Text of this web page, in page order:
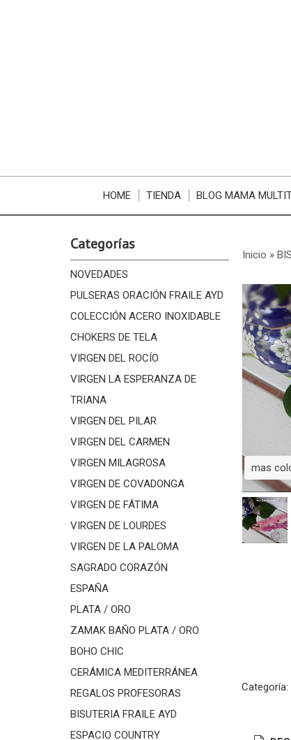
HOME TIENDA BLOG MAMA
Categorías
NOVEDADES
PULSERAS ORACIÓN FRAILE AYD
COLECCIÓN ACERO INOXIDABLE
CHOKERS DE TELA
VIRGEN DEL ROCÍO
VIRGEN LA ESPERANZA DE
TRIANA
VIRGEN DEL PILAR
VIRGEN DEL CARMEN
VIRGEN MILAGROSA
VIRGEN DE COVADONGA
VIRGEN DE FÁTIMA
VIRGEN DE LOURDES
VIRGEN DE LA PALOMA
SAGRADO CORAZÓN
ESPAÑA
PLATA / ORO
ZAMAK BAÑO PLATA / ORO
BOHO CHIC
CERÁMICA MEDITERRÁNEA
REGALOS PROFESORAS
BISUTERIA FRAILE AYD
ESPACIO COUNTRY
Inicio »
mas
Categoría: